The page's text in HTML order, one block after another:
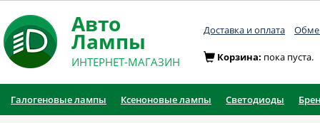
Авто
Лампы
ИНТЕРНЕТ-МАГАЗИН
Доставка и оплата
Корзина: пока пуста.
Галогеновые лампы Ксеноновые лампы Светодиоды